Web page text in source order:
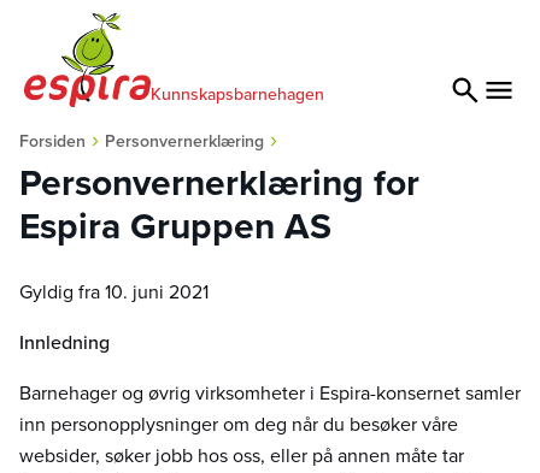
Kunnskapsbarnehagen
Forsiden › Personvernerklæring ›
Personvernerklæring for
Espira Gruppen AS
Gyldig fra 10. juni 2021
Innledning
Barnehager og øvrig virksomheter i Espira-konsernet samler
inn personopplysninger om deg når du besøker våre
websider, søker jobb hos oss, eller på annen måte tar